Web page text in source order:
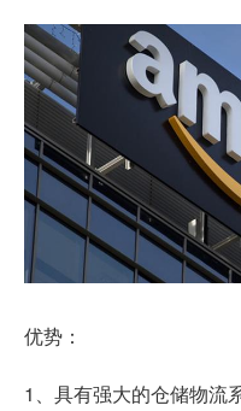
优势：
1、具有强大的仓储物流